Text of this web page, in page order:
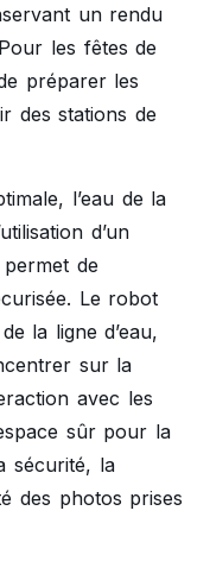
un rendu
les fêtes de
préparer les
des stations de
l’eau de la
d’un
de
Le robot
la ligne d’eau,
sur la
avec les
sûr pour la
sécurité, la
des photos prises